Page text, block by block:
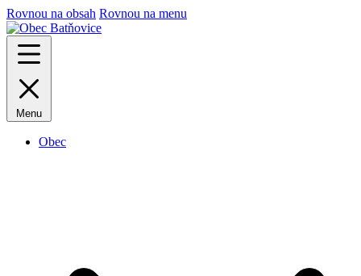
Rovnou na obsah Rovnou na menu
Menu
Obec